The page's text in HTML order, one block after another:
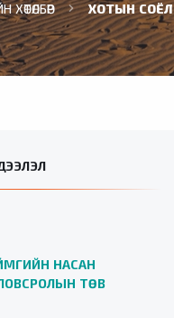
ХӨТӨЛБӨР ХОТЫН СОЁЛ
НАСАН
ТӨВ